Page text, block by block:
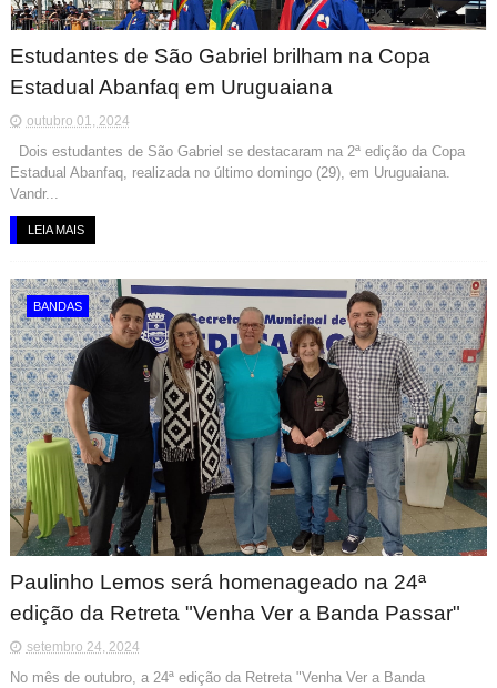
Estudantes de São Gabriel brilham na Copa
Estadual Abanfaq em Uruguaiana
outubro 01, 2024
Dois estudantes de São Gabriel se destacaram na 2ª edição da Copa
Estadual Abanfaq, realizada no último domingo (29), em Uruguaiana.
Vandr...
LEIA MAIS
BANDAS
Paulinho Lemos será homenageado na 24ª
edição da Retreta "Venha Ver a Banda Passar"
setembro 24, 2024
No mês de outubro, a 24ª edição da Retreta "Venha Ver a Banda